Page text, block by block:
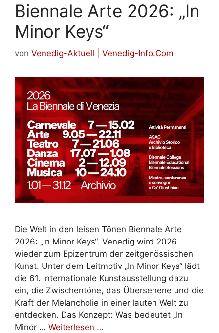
Biennale Arte 2026: „In
Minor Keys“
von Venedig-Aktuell | Venedig-Info.Com
Die Welt in den leisen Tönen Biennale Arte
2026: „In Minor Keys“. Venedig wird 2026
wieder zum Epizentrum der zeitgenössischen
Kunst. Unter dem Leitmotiv „In Minor Keys“ lädt
die 61. Internationale Kunstausstellung dazu
ein, die Zwischentöne, das Übersehene und die
Kraft der Melancholie in einer lauten Welt zu
entdecken. Das Konzept: Was bedeutet „In
Minor … Weiterlesen …